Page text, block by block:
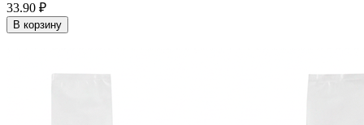
33.90 ₽
В корзину